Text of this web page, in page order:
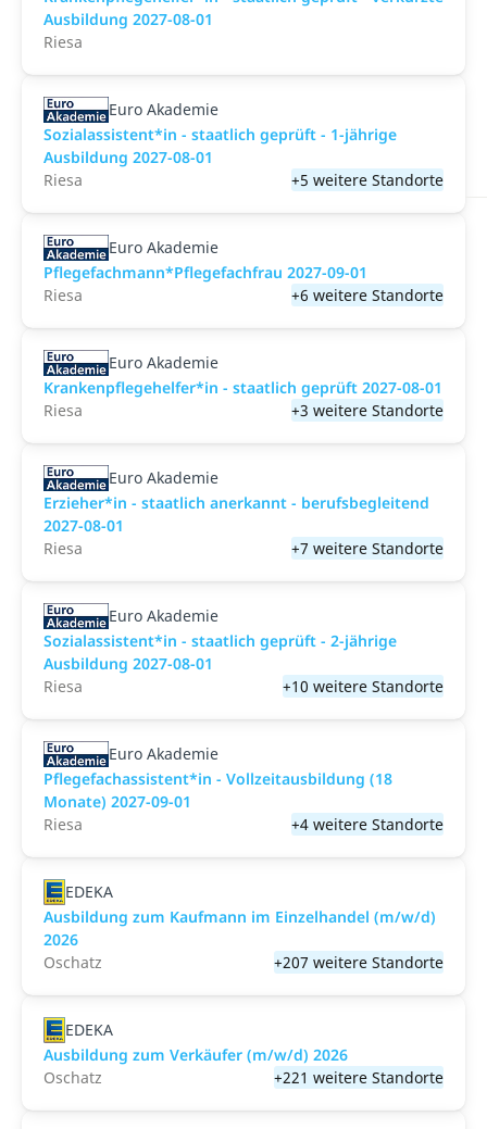
Ausbildung 2027-08-01
Riesa
Euro Akademie
Sozialassistent*in - staatlich geprüft - 1-jährige
Ausbildung 2027-08-01
Riesa
+5 weitere Standorte
Euro Akademie
Pflegefachmann*Pflegefachfrau 2027-09-01
Riesa
+6 weitere Standorte
Euro Akademie
Krankenpflegehelfer*in - staatlich geprüft 2027-08-01
Riesa
+3 weitere Standorte
Euro Akademie
Erzieher*in - staatlich anerkannt - berufsbegleitend
2027-08-01
Riesa
+7 weitere Standorte
Euro Akademie
Sozialassistent*in - staatlich geprüft - 2-jährige
Ausbildung 2027-08-01
Riesa
+10 weitere Standorte
Euro Akademie
Pflegefachassistent*in - Vollzeitausbildung (18
Monate) 2027-09-01
Riesa
+4 weitere Standorte
EDEKA
Ausbildung zum Kaufmann im Einzelhandel (m/w/d)
2026
Oschatz
+207 weitere Standorte
EDEKA
Ausbildung zum Verkäufer (m/w/d) 2026
Oschatz
+221 weitere Standorte